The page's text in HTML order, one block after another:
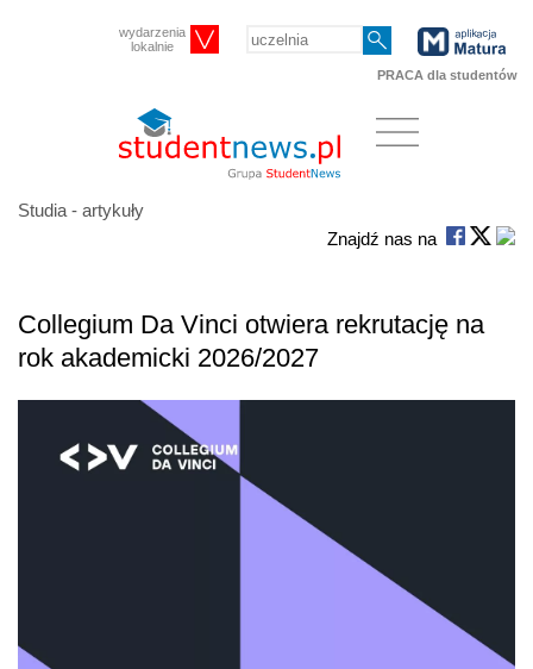
wydarzenia
lokalnie
PRACA dla studentów
Studia - artykuły
Znajdź nas na
Collegium Da Vinci otwiera rekrutację na
rok akademicki 2026/2027